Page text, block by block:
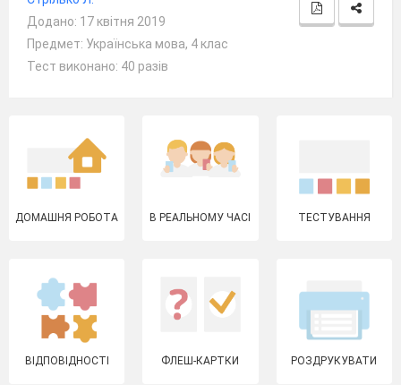
Додано: 17 квітня 2019
Предмет: Українська мова, 4 клас
Тест виконано: 40 разів
ДОМАШНЯ РОБОТА В РЕАЛЬНОМУ ЧАСІ ТЕСТУВАННЯ
ВІДПОВІДНОСТІ ФЛЕШ-КАРТКИ РОЗДРУКУВАТИ